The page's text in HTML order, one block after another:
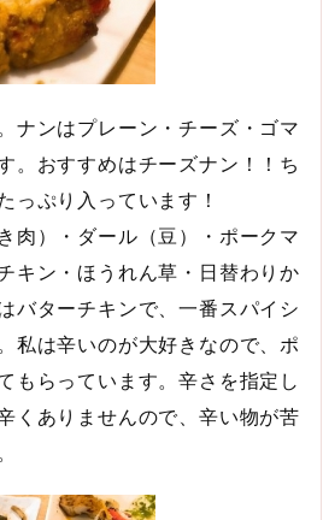
ナンはプレーン・チーズ・ゴマ
。おすすめはチーズナン！！ち
っぷり入っています！
肉）・ダール（豆）・ポークマ
キン・ほうれん草・日替わりか
バターチキンで、一番スパイシ
私は辛いのが大好きなので、ポ
もらっています。辛さを指定し
くありませんので、辛い物が苦